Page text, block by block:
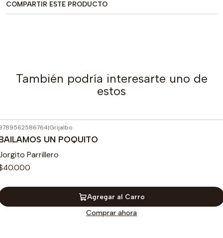
COMPARTIR ESTE PRODUCTO
También podría interesarte uno de
estos
|Grijalbo
UN POQUITO
Parrillero
Agregar al Carro
Comprar ahora